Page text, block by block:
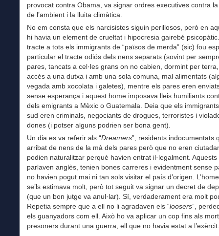
provocat contra Obama, va signar ordres executives contra
de l’ambient i la lluita climàtica.
No em consta que els narcisistes siguin perillosos, però en
hi havia un element de crueltat i hipocresia gairebé
tracte a tots els immigrants de “països de merda” (sic) fou
particular el tracte odiós dels nens separats (sovint per
pares, tancats a cel·les grans on no cabien, dormint per
accés a una dutxa i amb una sola comuna, mal alimentats
vegada amb xocolata i galetes), mentre els pares eren
sense esperança i aquest home imposava lleis humiliants
dels emigrants a Mèxic o Guatemala. Deia que els
sud eren criminals, negociants de drogues, terroristes i
dones (i potser alguns podrien ser bona gent).
Un dia es va referir als “Dreamers”, residents indocumentats
arribat de nens de la mà dels pares però que no eren
podien naturalitzar perquè havien entrat il·legalment. Aquests
parlaven anglès, tenien bones carreres i evidentment sense
no havien pogut mai ni tan sols visitar el país d’origen.
se’ls estimava molt, però tot seguit va signar un decret de
(que un bon jutge va anul·lar). Sí, verdaderament era molt
Repetia sempre que a ell no li agradaven els “loosers”,
els guanyadors com ell. Això ho va aplicar un cop fins als
presoners durant una guerra, ell que no havia estat a l’exèrcit.